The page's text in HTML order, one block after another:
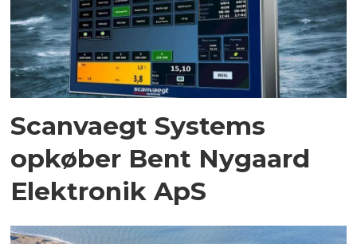
Scanvaegt Systems
opkøber Bent Nygaard
Elektronik ApS